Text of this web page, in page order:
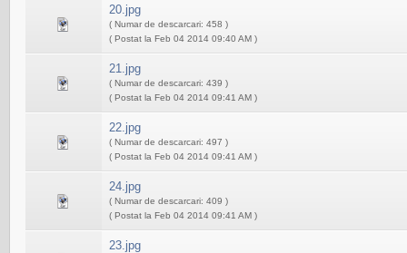
20.jpg
( Numar de descarcari: 458 )
( Postat la Feb 04 2014 09:40 AM )
21.jpg
( Numar de descarcari: 439 )
( Postat la Feb 04 2014 09:41 AM )
22.jpg
( Numar de descarcari: 497 )
( Postat la Feb 04 2014 09:41 AM )
24.jpg
( Numar de descarcari: 409 )
( Postat la Feb 04 2014 09:41 AM )
23.jpg